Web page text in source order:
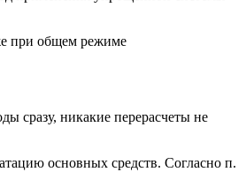
при общем режиме
сразу, никакие перерасчеты не
основных средств. Согласно п.